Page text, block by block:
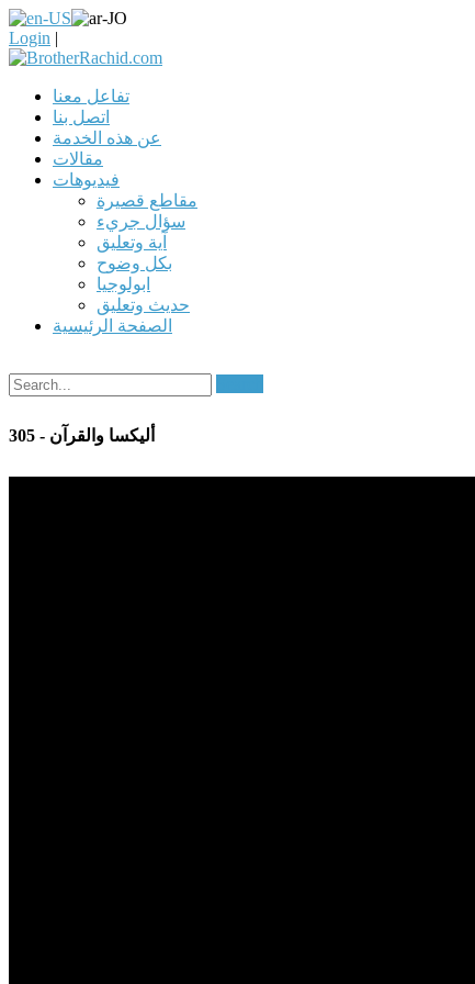
Login |
تفاعل معنا
اتصل بنا
عن هذه الخدمة
مقالات
فيديوهات
مقاطع قصيرة
سؤال جريء
آية وتعليق
بكل وضوح
ابولوجيا
حديث وتعليق
الصفحة الرئيسية
305 - أليكسا والقرآن